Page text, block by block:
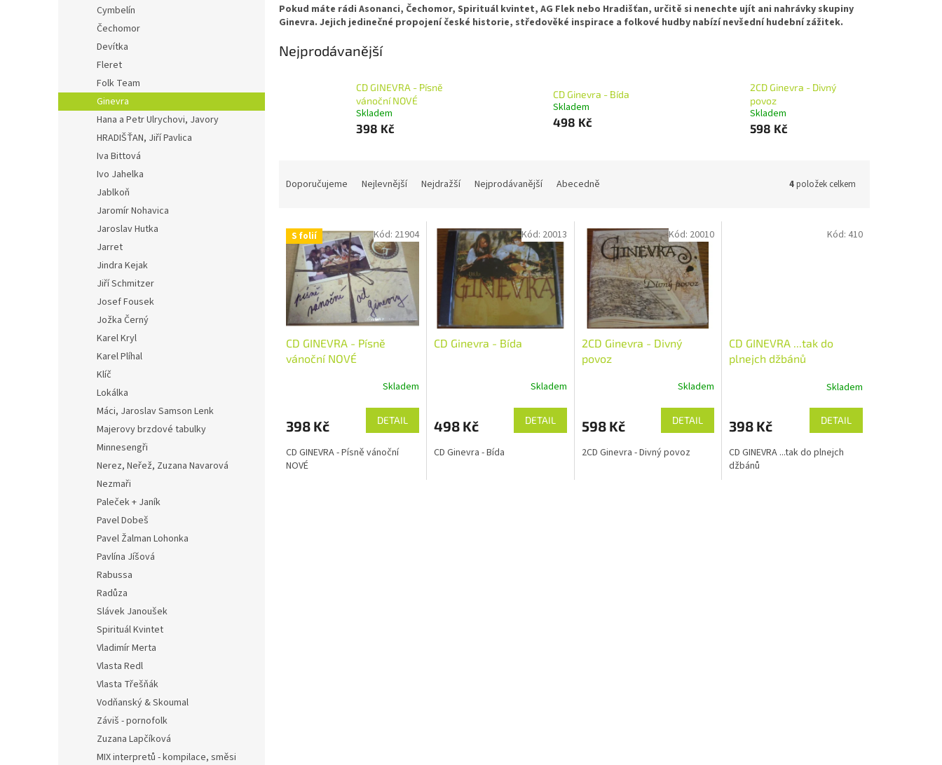
Cymbelín
Čechomor
Devítka
Fleret
Folk Team
Ginevra
Hana a Petr Ulrychovi, Javory
HRADIŠŤAN, Jiří Pavlica
Iva Bittová
Ivo Jahelka
Jablkoň
Jaromír Nohavica
Jaroslav Hutka
Jarret
Jindra Kejak
Jiří Schmitzer
Josef Fousek
Jožka Černý
Karel Kryl
Karel Plíhal
Klíč
Lokálka
Máci, Jaroslav Samson Lenk
Majerovy brzdové tabulky
Minnesengři
Nerez, Neřež, Zuzana Navarová
Nezmaři
Paleček + Janík
Pavel Dobeš
Pavel Žalman Lohonka
Pavlína Jíšová
Rabussa
Radůza
Slávek Janoušek
Spirituál Kvintet
Vladimír Merta
Vlasta Redl
Vlasta Třešňák
Vodňanský & Skoumal
Záviš - pornofolk
Zuzana Lapčíková
MIX interpretů - kompilace, směsi
Pokud máte rádi Asonanci, Čechomor, Spirituál kvintet, AG Flek nebo Hradišťan, určitě si nenechte ujít ani nahrávky skupiny
Ginevra. Jejich jedinečné propojení české historie, středověké inspirace a folkové hudby nabízí nevšední hudební zážitek.
Nejprodávanější
CD GINEVRA - Písně
vánoční NOVÉ
Skladem
398 Kč
CD Ginevra - Bída
Skladem
498 Kč
2CD Ginevra - Divný
povoz
Skladem
598 Kč
n
Doporučujeme Nejlevnější Nejdražší Nejprodávanější Abecedně 4položek celkem
V S folií
CD GINEVRA - Písně
vánoční NOVÉ
Skladem
398 Kč DETAIL
CD GINEVRA - Písně vánoční
NOVÉ
Kód: 21904
CD Ginevra - Bída
Skladem
498 Kč DETAIL
CD Ginevra - Bída
Kód: 20013
2CD Ginevra - Divný
povoz
Skladem
598 Kč DETAIL
2CD Ginevra - Divný povoz
Kód: 20010
CD GINEVRA ...tak do
plnejch džbánů
Skladem
398 Kč DETAIL
CD GINEVRA ...tak do plnejch
džbánů
Kód: 410